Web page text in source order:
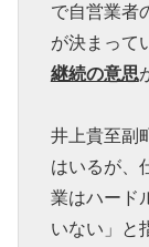
で自営業者
が決まって
継続の意思
井上貴至副
はいるが、
業はハード
いない」と